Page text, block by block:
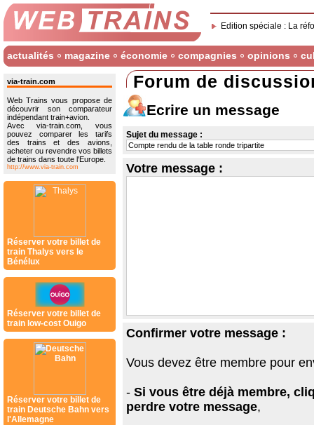
Edition spéciale : La
actualités magazine économie compagnies opinions
via-train.com
Web Trains vous propose de
découvrir son comparateur
indépendant train+avion.
Avec via-train.com, vous
pouvez comparer les tarifs
des trains et des avions,
acheter ou revendre vos billets
de trains dans toute l'Europe.
http://www.via-train.com
Réserver votre billet de
train Thalys vers le
Bénélux
Réserver votre billet de
train low-cost Ouigo
Réserver votre billet de
train Deutsche Bahn vers
l'Allemagne
Forum de
Ecrire un message
Sujet du message :
Votre message :
Confirmer votre message :
Vous devez être membre pour
- Si vous être déjà membre,
perdre votre message,